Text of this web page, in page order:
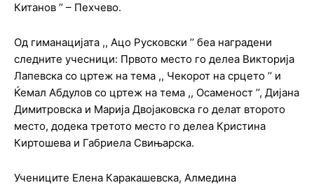
Китанов ’’ – Пехчево.
Од гиманацијата ,, Ацо Русковски ’’ беа наградени
следните учесници: Првото место го делеа Викторија
Лапевска со цртеж на тема ,, Чекорот на срцето ’’ и
Ќемал Абдулов со цртеж на тема ,, Осаменост ’’, Дијана
Димитровска и Марија Двојаковска го делат второто
место, додека третото место го делеа Кристина
Киртошева и Габриела Свињарска.
Учениците Елена Каракашевска, Алмедина